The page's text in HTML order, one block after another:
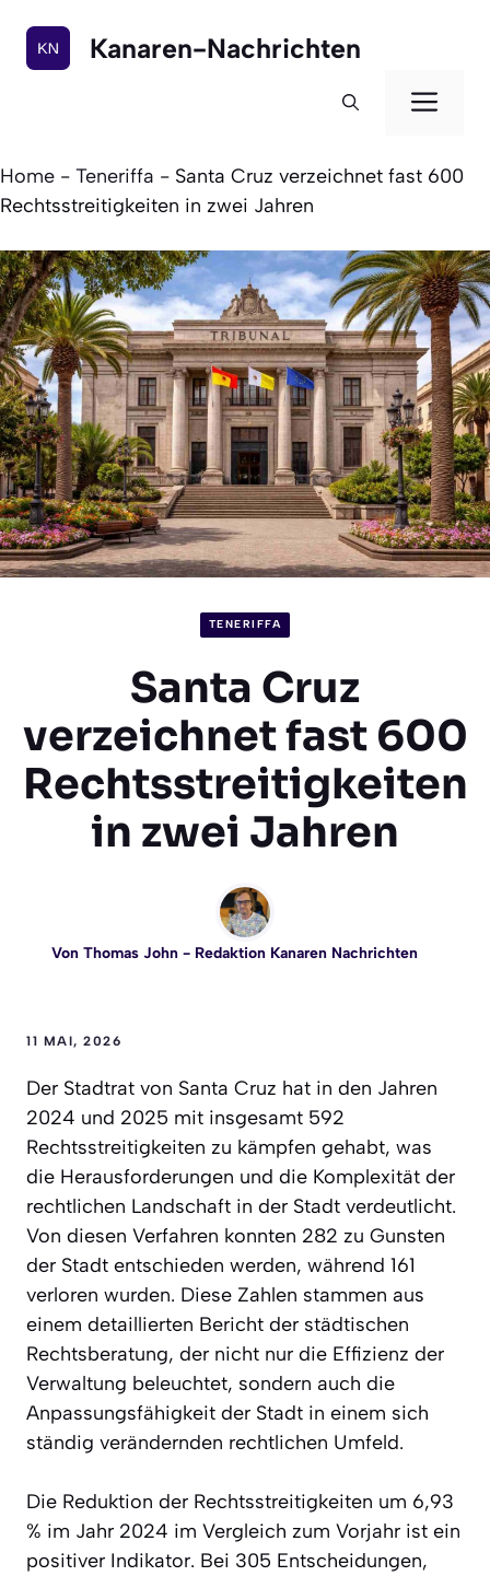
Inhalt
springen
Kanaren-Nachrichten
Home - Teneriffa - Santa Cruz verzeichnet fast 600
Rechtsstreitigkeiten in zwei Jahren
TENERIFFA
Santa Cruz
verzeichnet fast 600
Rechtsstreitigkeiten
in zwei Jahren
Von Thomas John- Redaktion Kanaren Nachrichten
11 MAI, 2026
Der Stadtrat von Santa Cruz hat in den Jahren
2024 und 2025 mit insgesamt 592
Rechtsstreitigkeiten zu kämpfen gehabt, was
die Herausforderungen und die Komplexität der
rechtlichen Landschaft in der Stadt verdeutlicht.
Von diesen Verfahren konnten 282 zu Gunsten
der Stadt entschieden werden, während 161
verloren wurden. Diese Zahlen stammen aus
einem detaillierten Bericht der städtischen
Rechtsberatung, der nicht nur die Effizienz der
Verwaltung beleuchtet, sondern auch die
Anpassungsfähigkeit der Stadt in einem sich
ständig verändernden rechtlichen Umfeld.
Die Reduktion der Rechtsstreitigkeiten um 6,93
% im Jahr 2024 im Vergleich zum Vorjahr ist ein
positiver Indikator. Bei 305 Entscheidungen,